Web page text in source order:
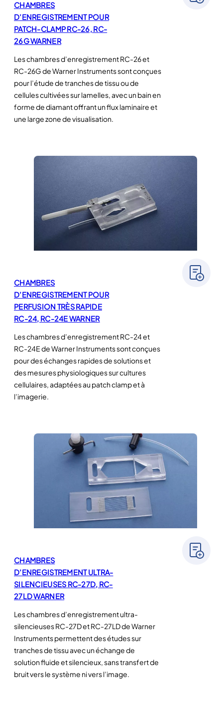
CHAMBRES
D’ENREGISTREMENT POUR
PATCH-CLAMP RC-26, RC-
26G WARNER
Les chambres d’enregistrement RC-26 et
RC-26G de Warner Instruments sont conçues
pour l’étude de tranches de tissu ou de
cellules cultivées sur lamelles, avec un bain en
forme de diamant offrant un flux laminaire et
une large zone de visualisation.
CHAMBRES
D’ENREGISTREMENT POUR
PERFUSION TRÈS RAPIDE
RC-24, RC-24E WARNER
Les chambres d’enregistrement RC-24 et
RC-24E de Warner Instruments sont conçues
pour des échanges rapides de solutions et
des mesures physiologiques sur cultures
cellulaires, adaptées au patch clamp et à
l’imagerie.
CHAMBRES
D’ENREGISTREMENT ULTRA-
SILENCIEUSES RC-27D, RC-
27LD WARNER
Les chambres d’enregistrement ultra-
silencieuses RC-27D et RC-27LD de Warner
Instruments permettent des études sur
tranches de tissu avec un échange de
solution fluide et silencieux, sans transfert de
bruit vers le système ni vers l’image.